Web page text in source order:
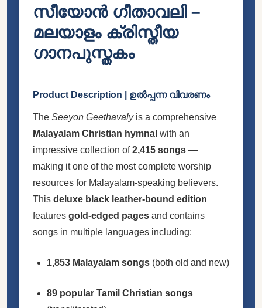
സീയോൻ ഗീതാവലി –
മലയാളം ക്രിസ്തീയ
ഗാനപുസ്തകം
Product Description | ഉൽപ്പന്ന വിവരണം
The Seeyon Geethavalyis a comprehensive
Malayalam Christian hymnal with an
impressive collection of2,415 songs —
making it one of the most complete worship
resources for Malayalam-speaking believers.
This deluxe black leather-bound edition
features gold-edged pages and contains
songs in multiple languages including:
1,853 Malayalam songs (both old and new)
89 popular Tamil Christian songs